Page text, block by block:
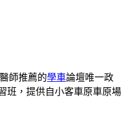
醫師推薦的學車論壇唯一政
班，提供自小客車原車原場